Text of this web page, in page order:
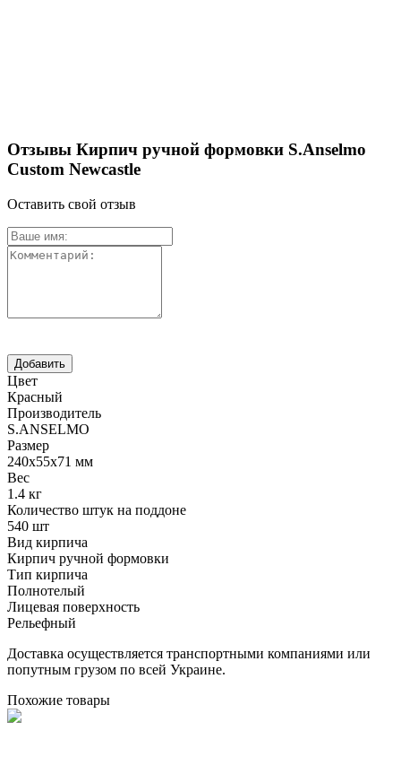
Отзывы Кирпич ручной формовки S.Anselmo
Custom Newcastle
Оставить свой отзыв
Цвет
Красный
Производитель
S.ANSELMO
Размер
240х55х71 мм
Вес
1.4 кг
Количество штук на поддоне
540 шт
Вид кирпича
Кирпич ручной формовки
Тип кирпича
Полнотелый
Лицевая поверхность
Рельефный
Доставка осуществляется транспортными компаниями или
попутным грузом по всей Украине.
Похожие товары